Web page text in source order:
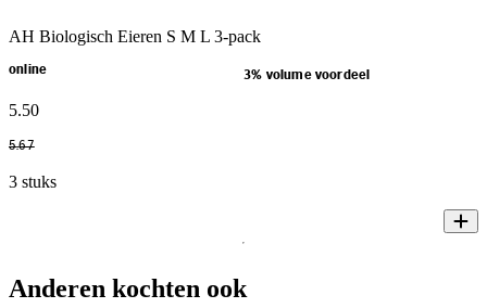
AH Biologisch Eieren S M L 3-pack
online 3% volume voordeel
5.50
5.67
3 stuks
Anderen kochten ook